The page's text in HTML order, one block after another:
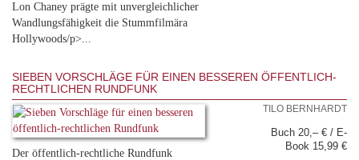
Lon Chaney prägte mit unvergleichlicher
Wandlungsfähigkeit die Stummfilmära
Hollywoods/p>...
SIEBEN VORSCHLÄGE FÜR EINEN BESSEREN ÖFFENTLICH-
RECHTLICHEN RUNDFUNK
Der öffentlich-rechtliche Rundfunk
TILO BERNHARDT
Buch 20,– € / E-
Book 15,99 €